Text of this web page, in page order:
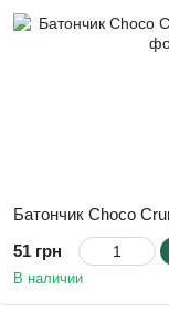
Батончик Choco
51 грн
В наличии